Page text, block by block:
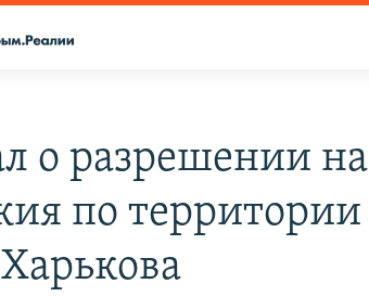
о разрешении на
по территории